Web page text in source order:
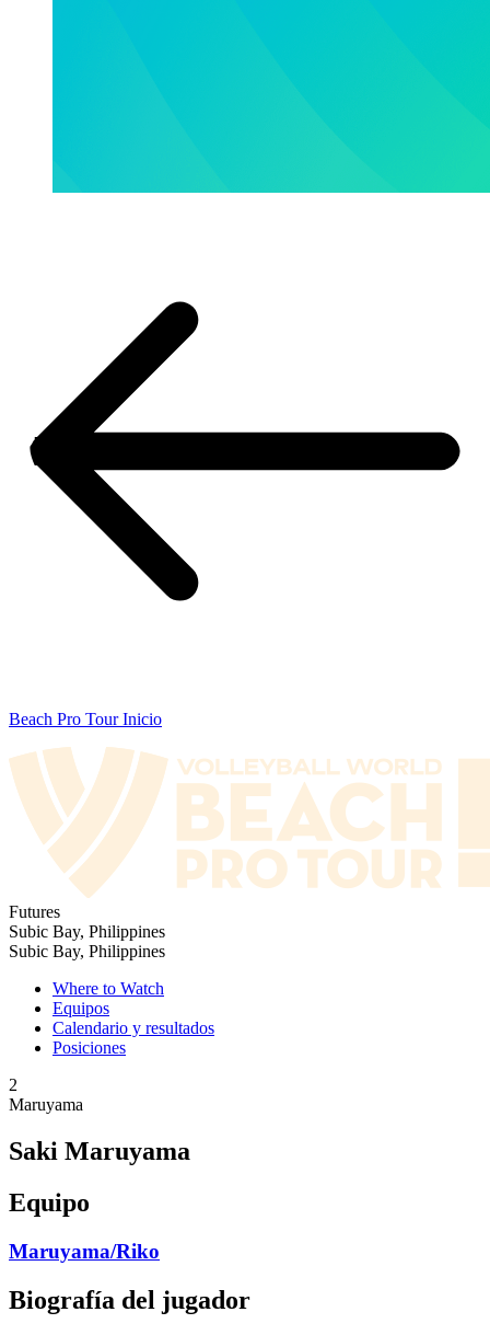
Beach Pro Tour Inicio
Futures
Subic Bay, Philippines
Subic Bay, Philippines
Where to Watch
Equipos
Calendario y resultados
Posiciones
2
Maruyama
Saki Maruyama
Equipo
Maruyama/Riko
Biografía del jugador